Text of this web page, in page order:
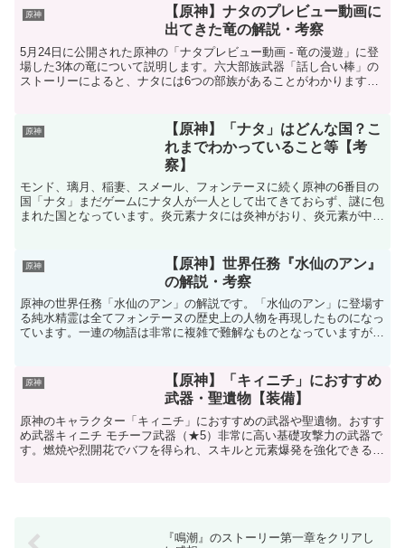
原神
【原神】ナタのプレビュー動画に
出てきた竜の解説・考察
5月24日に公開された原神の「ナタプレビュー動画 - 竜の漫遊」に登
場した3体の竜について説明します。六大部族武器「話し合い棒」の
ストーリーによると、ナタには6つの部族があることがわかります。
原神
【原神】「ナタ」はどんな国？こ
れまでわかっていること等【考
察】
モンド、璃月、稲妻、スメール、フォンテーヌに続く原神の6番目の
国「ナタ」まだゲームにナタ人が一人として出てきておらず、謎に包
まれた国となっています。炎元素ナタには炎神がおり、炎元素が中心
原神
【原神】世界任務『水仙のアン』
の解説・考察
原神の世界任務「水仙のアン」の解説です。「水仙のアン」に登場す
る純水精霊は全てフォンテーヌの歴史上の人物を再現したものになっ
ています。一連の物語は非常に複雑で難解なものとなっていますが、
原神
【原神】「キィニチ」におすすめ
武器・聖遺物【装備】
原神のキャラクター「キィニチ」におすすめの武器や聖遺物。おすす
め武器キィニチ モチーフ武器（★5）非常に高い基礎攻撃力の武器で
す。燃焼や烈開花でバフを得られ、スキルと元素爆発を強化できるた
『鳴潮』のストーリー第一章をクリアし